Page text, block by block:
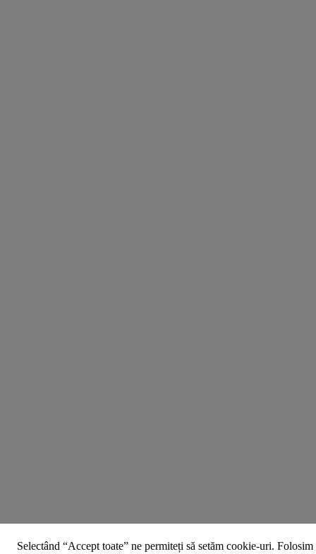
Selectând “Accept toate” ne permiteți să setăm cookie-uri.